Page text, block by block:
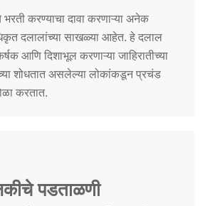
करण्याचा दावा करणाऱ्या अनेक
दलालांच्या साखळ्या आहेत. हे दलाल
आणि दिशाभूल करणाऱ्या जाहिरातीच्या
शोधतात असलेल्या लोकांकडून प्रचंड
करतात.
पडताळणी